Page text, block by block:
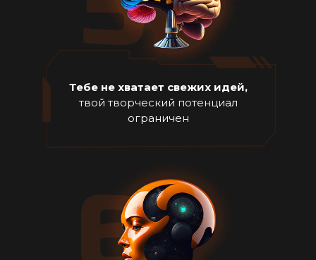
Тебе не хватает свежих идей,
твой творческий потенциал
ограничен